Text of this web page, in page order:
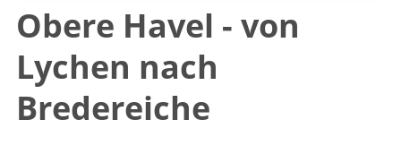
Obere Havel - von
Lychen nach
Bredereiche